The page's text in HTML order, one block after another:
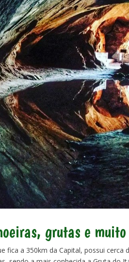
grutas e
fica a 350km da Capital, possui cerca